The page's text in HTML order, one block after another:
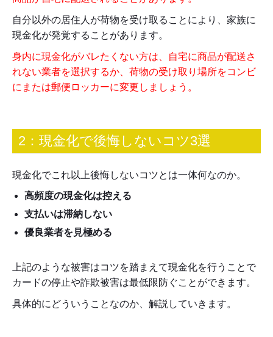
自分以外の居住人が荷物を受け取ることにより、家族に
現金化が発覚することがあります。
身内に現金化がバレたくない方は、自宅に商品が配送さ
れない業者を選択するか、荷物の受け取り場所をコンビ
にまたは郵便ロッカーに変更しましょう。
2：現金化で後悔しないコツ3選
現金化でこれ以上後悔しないコツとは一体何なのか。
高頻度の現金化は控える
支払いは滞納しない
優良業者を見極める
上記のような被害はコツを踏まえて現金化を行うことで
カードの停止や詐欺被害は最低限防ぐことができます。
具体的にどういうことなのか、解説していきます。